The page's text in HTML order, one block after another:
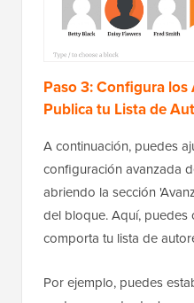
Paso 3: Configura
Publica tu Lista de
A continuación, puedes
configuración avanzada
abriendo la sección
del bloque. Aquí, puedes
comporta tu lista de
Por ejemplo, puedes